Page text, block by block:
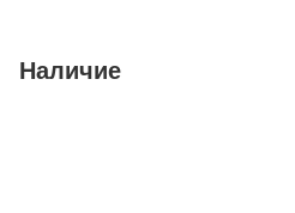
Наличие